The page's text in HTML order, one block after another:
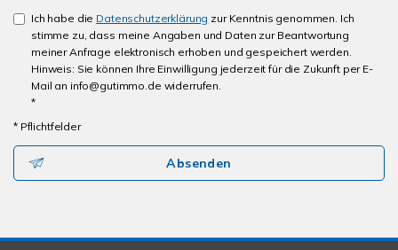
Ich habe die Datenschutzerklärung zur Kenntnis genommen. Ich
stimme zu, dass meine Angaben und Daten zur Beantwortung
meiner Anfrage elektronisch erhoben und gespeichert werden.
Hinweis: Sie können Ihre Einwilligung jederzeit für die Zukunft per E-
Mail an info@gutimmo.de widerrufen.
*
* Pflichtfelder
Absenden